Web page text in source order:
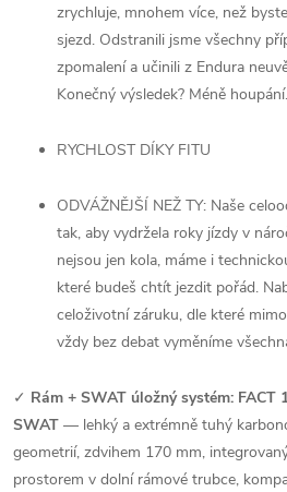
zrychluje, mnohem více, než
sjezd. Odstranili jsme všechny
zpomalení a učinili z Endura
Konečný výsledek? Méně
RYCHLOST DÍKY FITU
ODVÁŽNĚJŠÍ NEŽ TY: Naše
tak, aby vydržela roky jízdy v
nejsou jen kola, máme i
které budeš chtít jezdit pořád.
celoživotní záruku, dle které
vždy bez debat vyměníme
✓ Rám + SWAT úložný systém: FACT
SWAT — lehký a extrémně tuhý
geometrií, zdvihem 170 mm,
prostorem v dolní rámové trubce,